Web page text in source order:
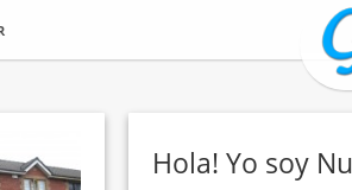
Hola! Yo soy